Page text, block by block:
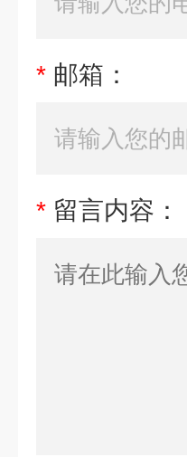
* 邮箱：
* 留言内容：